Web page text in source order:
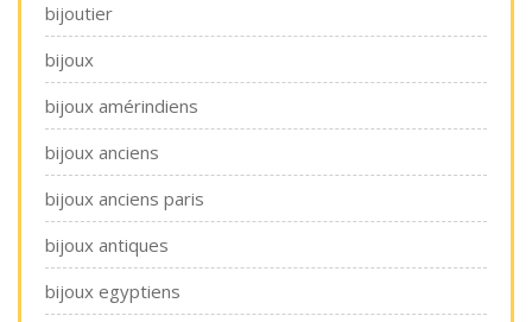
bijoutier
bijoux
bijoux amérindiens
bijoux anciens
bijoux anciens paris
bijoux antiques
bijoux egyptiens